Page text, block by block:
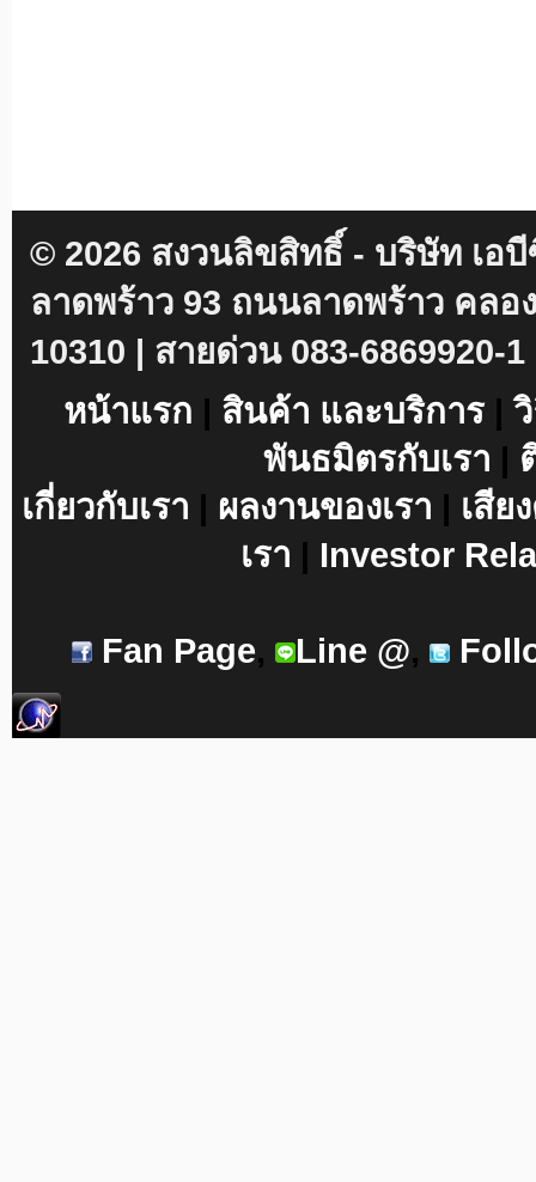
© 2026 สงวนลิขสิทธิ์ - บริษัท เอ
ลาดพร้าว 93 ถนนลาดพร้าว คลอ
10310 | สายด่วน 083-6869920-1
หน้าแรก | สินค้า และบริการ|
พันธมิตรกับเรา |
เกี่ยวกับเรา | ผลงานของเรา | เสีย
เรา | Investor
Fan Page, Line @,